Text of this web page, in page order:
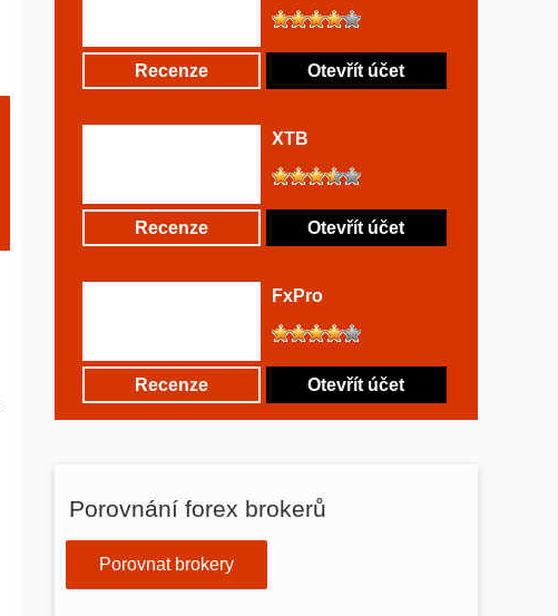
Recenze Otevřít účet
XTB
Recenze Otevřít účet
FxPro
Recenze Otevřít účet
Porovnání forex brokerů
Porovnat brokery